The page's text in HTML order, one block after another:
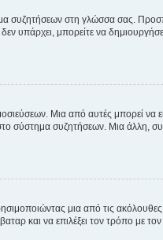
συζητήσεων στη γλώσσα σας.
υπάρχει, μπορείτε να
Μια από αυτές μπορεί να
σύστημα συζητήσεων. Μια άλλη,
μια από τις
και να επιλέξει τον τρόπο με